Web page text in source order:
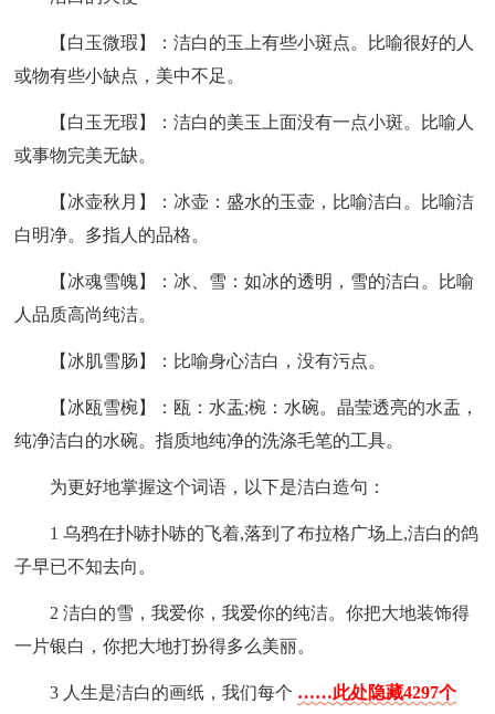
【白玉微瑕】：洁白的玉上有些小斑点。比喻很好的人
或物有些小缺点，美中不足。
【白玉无瑕】：洁白的美玉上面没有一点小斑。比喻人
或事物完美无缺。
【冰壶秋月】：冰壶：盛水的玉壶，比喻洁白。比喻洁
白明净。多指人的品格。
【冰魂雪魄】：冰、雪：如冰的透明，雪的洁白。比喻
人品质高尚纯洁。
【冰肌雪肠】：比喻身心洁白，没有污点。
【冰瓯雪椀】：瓯：水盂;椀：水碗。晶莹透亮的水盂，
纯净洁白的水碗。指质地纯净的洗涤毛笔的工具。
为更好地掌握这个词语，以下是洁白造句：
1 乌鸦在扑哧扑哧的飞着,落到了布拉格广场上,洁白的鸽
子早已不知去向。
2 洁白的雪，我爱你，我爱你的纯洁。你把大地装饰得
一片银白，你把大地打扮得多么美丽。
3 人生是洁白的画纸，我们每个 ……此处隐藏4297个